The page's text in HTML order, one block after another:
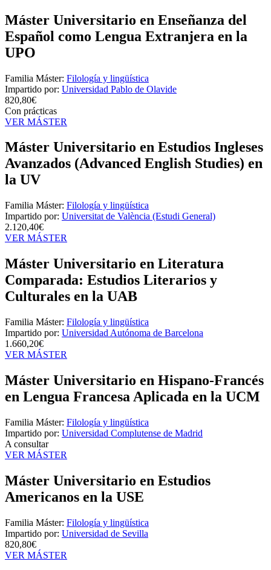
Máster Universitario en Enseñanza del
Español como Lengua Extranjera en la
UPO
Familia Máster: Filología y lingüística
Impartido por: Universidad Pablo de Olavide
820,80€
Con prácticas
VER MÁSTER
Máster Universitario en Estudios Ingleses
Avanzados (Advanced English Studies) en
la UV
Familia Máster: Filología y lingüística
Impartido por: Universitat de València (Estudi General)
2.120,40€
VER MÁSTER
Máster Universitario en Literatura
Comparada: Estudios Literarios y
Culturales en la UAB
Familia Máster: Filología y lingüística
Impartido por: Universidad Autónoma de Barcelona
1.660,20€
VER MÁSTER
Máster Universitario en Hispano-Francés
en Lengua Francesa Aplicada en la UCM
Familia Máster: Filología y lingüística
Impartido por: Universidad Complutense de Madrid
A consultar
VER MÁSTER
Máster Universitario en Estudios
Americanos en la USE
Familia Máster: Filología y lingüística
Impartido por: Universidad de Sevilla
820,80€
VER MÁSTER